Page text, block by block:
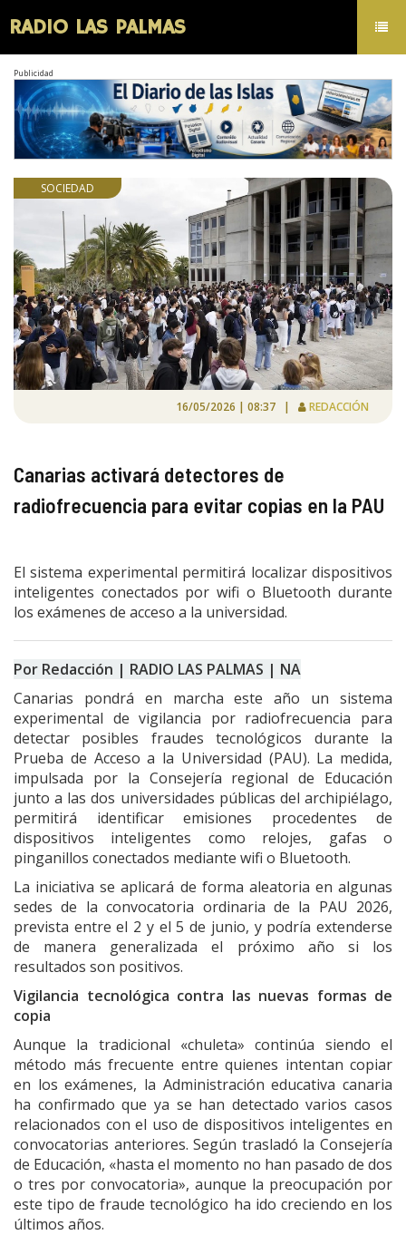
RADIO LAS PALMAS
Publicidad
SOCIEDAD
16/05/2026 | 08:37 | REDACCIÓN
Canarias activará detectores de
radiofrecuencia para evitar copias en la PAU
El sistema experimental permitirá localizar dispositivos
inteligentes conectados por wifi o Bluetooth durante
los exámenes de acceso a la universidad.
Por Redacción | RADIO LAS PALMAS | NA
Canarias pondrá en marcha este año un sistema
experimental de vigilancia por radiofrecuencia para
detectar posibles fraudes tecnológicos durante la
Prueba de Acceso a la Universidad (PAU). La medida,
impulsada por la Consejería regional de Educación
junto a las dos universidades públicas del archipiélago,
permitirá identificar emisiones procedentes de
dispositivos inteligentes como relojes, gafas o
pinganillos conectados mediante wifi o Bluetooth.
La iniciativa se aplicará de forma aleatoria en algunas
sedes de la convocatoria ordinaria de la PAU 2026,
prevista entre el 2 y el 5 de junio, y podría extenderse
de manera generalizada el próximo año si los
resultados son positivos.
Vigilancia tecnológica contra las nuevas formas de
copia
Aunque la tradicional «chuleta» continúa siendo el
método más frecuente entre quienes intentan copiar
en los exámenes, la Administración educativa canaria
ha confirmado que ya se han detectado varios casos
relacionados con el uso de dispositivos inteligentes en
convocatorias anteriores. Según trasladó la Consejería
de Educación, «hasta el momento no han pasado de dos
o tres por convocatoria», aunque la preocupación por
este tipo de fraude tecnológico ha ido creciendo en los
últimos años.